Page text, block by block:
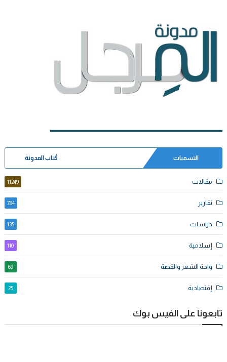
التسميات كُتاب المدونة
مقالات 11249
تقارير 784
دراسات 135
إسلامية 110
واحة الشعر والقصة 69
إقتصادية 25
تابعونا على الفيس بوك